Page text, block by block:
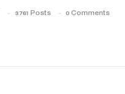
3761 Posts 0 Comments